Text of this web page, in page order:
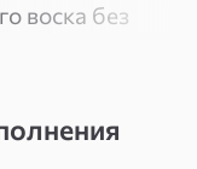
воска без
свеча
проходит
в полный